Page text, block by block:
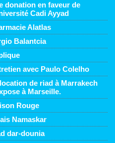
donation en faveur de
Cadi Ayyad
Alatlas
Balantcia
avec Paulo Colelho
de riad à Marrakech
à Marseille.
Rouge
Namaskar
dar-dounia